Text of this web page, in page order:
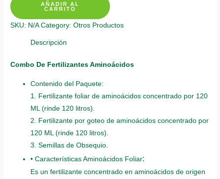
Fertilizantes
Para
Pino
AÑADIR AL
CARRITO
SKU: N/A Category:Otros Productos
Descripción
Combo De Fertilizantes Aminoácidos
Contenido del Paquete:
1. Fertilizante foliar de aminoácidos concentrado por 120
ML (rinde 120 litros).
2. Fertilizante por goteo de aminoácidos concentrado por
120 ML (rinde 120 litros).
3. Semillas de Obsequio.
• Características Aminoácidos Foliar:
Es un fertilizante concentrado en aminoácidos de origen